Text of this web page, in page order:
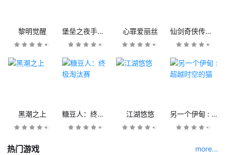
黎明觉醒 堡垒之夜手机版 心罪爱丽丝 仙剑奇侠传九野
黑潮之上 糖豆人：终极淘汰赛 江湖悠悠 另一个伊甸 : 超越时空的猫
热门游戏 more...